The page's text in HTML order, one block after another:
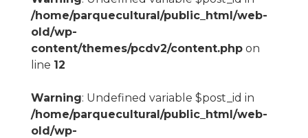
/home/parquecultural/public_html/web-
old/wp-
content/themes/pcdv2/content.phpon
line 12
Warning: Undefined variable $post_id in
/home/parquecultural/public_html/web-
old/wp-